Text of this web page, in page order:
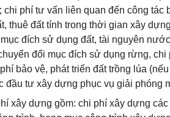
chi phí tư vấn liên quan đến công
thuê đất tính trong thời gian xây
đích sử dụng đất, tài nguyên
đổi mục đích sử dụng rừng,
bảo vệ, phát triển đất trồng lúa
đầu tư xây dựng phục vụ giải phóng
xây dựng gồm: chi phí xây dựng